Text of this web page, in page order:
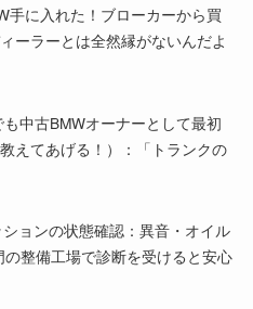
手に入れた！ブローカーから買
ーラーとは全然縁がないんだよ
中古BMWオーナーとして最初
えてあげる！）：「トランクの
ョンの状態確認：異音・オイル
整備工場で診断を受けると安心